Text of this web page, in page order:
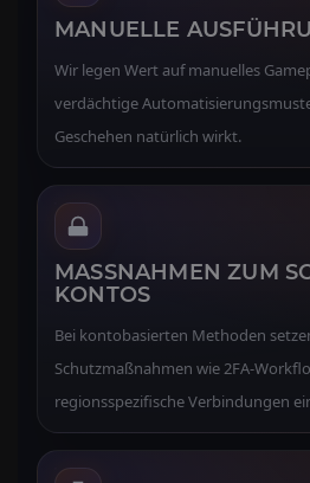
MANUELLE
Wir legen Wert auf manuelles
verdächtige
Geschehen natürlich wirkt.
MASSNAHMEN ZUM
ONTOS
Bei kontobasierten Methoden
Schutzmaßnahmen wie 2FA-
regionsspezifische Verbindungen